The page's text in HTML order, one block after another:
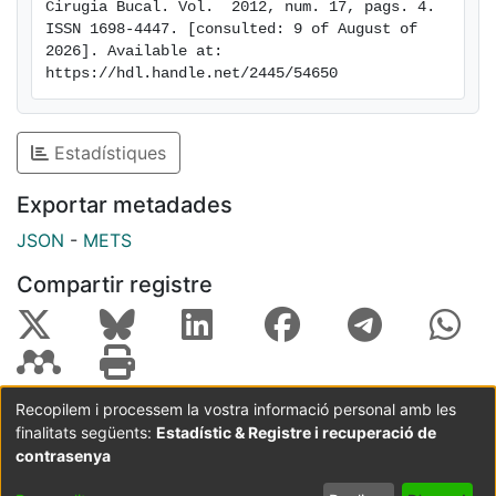
Cirugia Bucal. Vol.  2012, num. 17, pags. 4.
ISSN 1698-4447. [consulted: 9 of August of
2026]. Available at:
https://hdl.handle.net/2445/54650
Estadístiques
Exportar metadades
JSON - METS
Compartir registre
Coordinació:CRAI UB Avís legal
Metadades
subjectes a:
Configuració
Recopilem i processem la vostra informació personal amb les
finalitats següents: Estadístic & Registre i recuperació de
contrasenya